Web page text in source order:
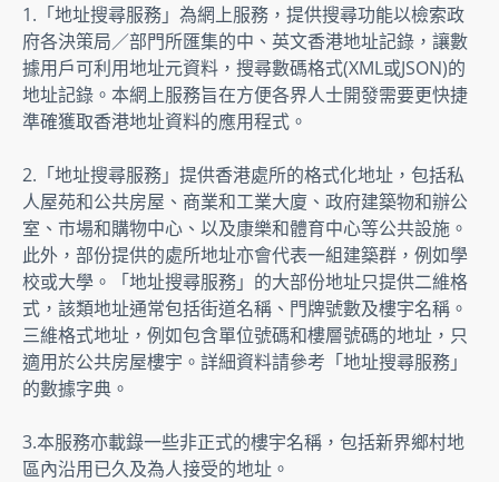
1.「地址搜尋服務」為網上服務，提供搜尋功能以檢索政
府各決策局／部門所匯集的中、英文香港地址記錄，讓數
據用戶可利用地址元資料，搜尋數碼格式(XML或JSON)的
地址記錄。本網上服務旨在方便各界人士開發需要更快捷
準確獲取香港地址資料的應用程式。
2.「地址搜尋服務」提供香港處所的格式化地址，包括私
人屋苑和公共房屋、商業和工業大廈、政府建築物和辦公
室、市場和購物中心、以及康樂和體育中心等公共設施。
此外，部份提供的處所地址亦會代表一組建築群，例如學
校或大學。「地址搜尋服務」的大部份地址只提供二維格
式，該類地址通常包括街道名稱、門牌號數及樓宇名稱。
三維格式地址，例如包含單位號碼和樓層號碼的地址，只
適用於公共房屋樓宇。詳細資料請參考「地址搜尋服務」
的數據字典。
3.本服務亦載錄一些非正式的樓宇名稱，包括新界鄉村地
區內沿用已久及為人接受的地址。